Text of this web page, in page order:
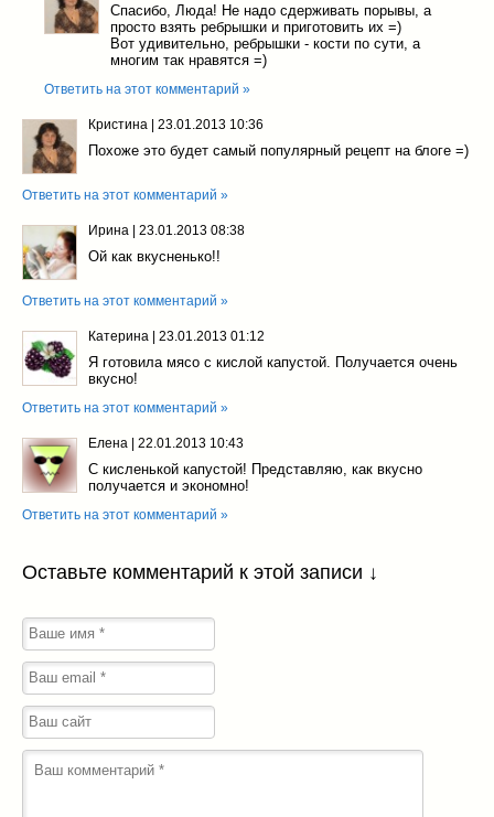
Спасибо, Люда! Не надо сдерживать порывы, а
просто взять ребрышки и приготовить их =)
Вот удивительно, ребрышки - кости по сути, а
многим так нравятся =)
Ответить на этот комментарий »
Кристина | 23.01.2013 10:36
Похоже это будет самый популярный рецепт на блоге =)
Ответить на этот комментарий »
Ирина | 23.01.2013 08:38
Ой как вкусненько!!
Ответить на этот комментарий »
Катерина | 23.01.2013 01:12
Я готовила мясо с кислой капустой. Получается очень
вкусно!
Ответить на этот комментарий »
Елена | 22.01.2013 10:43
С кисленькой капустой! Представляю, как вкусно
получается и экономно!
Ответить на этот комментарий »
Оставьте комментарий к этой записи ↓